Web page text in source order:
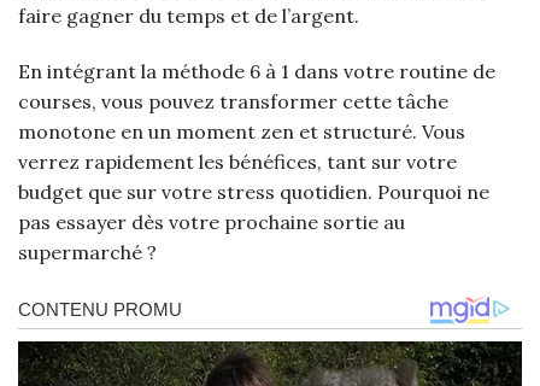
faire gagner du temps et de l’argent.
En intégrant la méthode 6 à 1 dans votre routine de
courses, vous pouvez transformer cette tâche
monotone en un moment zen et structuré. Vous
verrez rapidement les bénéfices, tant sur votre
budget que sur votre stress quotidien. Pourquoi ne
pas essayer dès votre prochaine sortie au
supermarché ?